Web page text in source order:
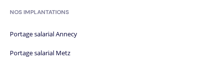
NOS IMPLANTATIONS
Portage salarial Annecy
Portage salarial Metz